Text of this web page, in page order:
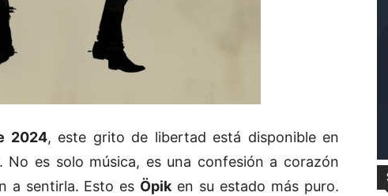
2024, este grito de libertad está disponible en
No es solo música, es una confesión a corazón
a sentirla. Esto es Öpik en su estado más puro.